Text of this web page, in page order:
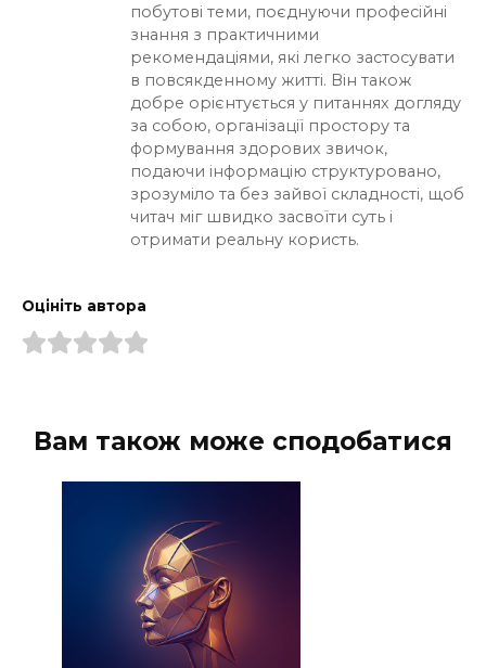
побутові теми, поєднуючи професійні
знання з практичними
рекомендаціями, які легко застосувати
в повсякденному житті. Він також
добре орієнтується у питаннях догляду
за собою, організації простору та
формування здорових звичок,
подаючи інформацію структуровано,
зрозуміло та без зайвої складності, щоб
читач міг швидко засвоїти суть і
отримати реальну користь.
Оцініть автора
Вам також може сподобатися